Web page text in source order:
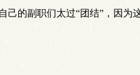
的副职们太过“团结”，因为